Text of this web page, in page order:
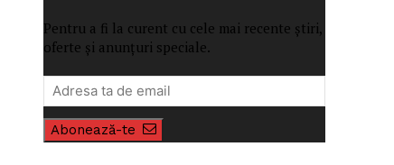
Pentru a fi la curent cu cele mai recente știri,
oferte și anunțuri speciale.
Abonează-te